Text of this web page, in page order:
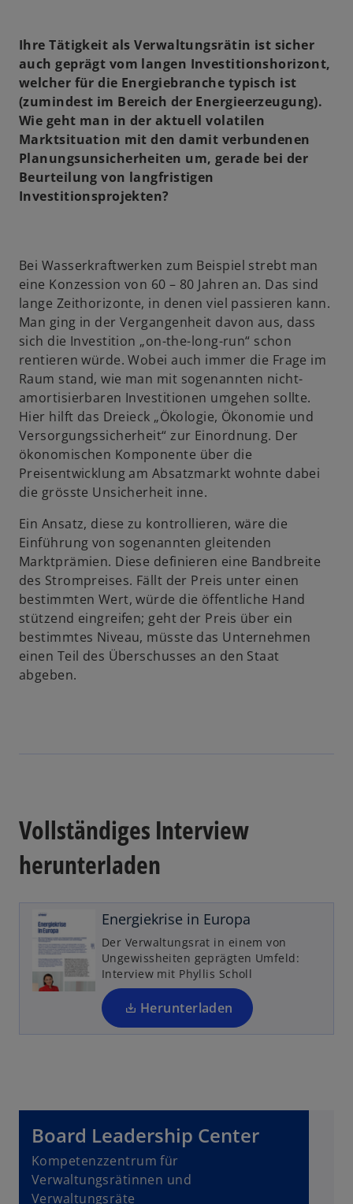
Ihre Tätigkeit als Verwaltungsrätin ist sicher
auch geprägt vom langen Investitionshorizont,
welcher für die Energiebranche typisch ist
(zumindest im Bereich der Energieerzeugung).
Wie geht man in der aktuell volatilen
Marktsituation mit den damit verbundenen
Planungsunsicherheiten um, gerade bei der
Beurteilung von langfristigen
Investitionsprojekten?
Bei Wasserkraftwerken zum Beispiel strebt man
eine Konzession von 60 – 80 Jahren an. Das sind
lange Zeithorizonte, in denen viel passieren kann.
Man ging in der Vergangenheit davon aus, dass
sich die Investition „on-the-long-run“ schon
rentieren würde. Wobei auch immer die Frage im
Raum stand, wie man mit sogenannten nicht-
amortisierbaren Investitionen umgehen sollte.
Hier hilft das Dreieck „Ökologie, Ökonomie und
Versorgungssicherheit“ zur Einordnung. Der
ökonomischen Komponente über die
Preisentwicklung am Absatzmarkt wohnte dabei
die grösste Unsicherheit inne.
Ein Ansatz, diese zu kontrollieren, wäre die
Einführung von sogenannten gleitenden
Marktprämien. Diese definieren eine Bandbreite
des Strompreises. Fällt der Preis unter einen
bestimmten Wert, würde die öffentliche Hand
stützend eingreifen; geht der Preis über ein
bestimmtes Niveau, müsste das Unternehmen
einen Teil des Überschusses an den Staat
abgeben.
Vollständiges Interview
herunterladen
Energiekrise in Europa
Der Verwaltungsrat in einem von
Ungewissheiten geprägten Umfeld:
Interview mit Phyllis Scholl
Herunterladen
n
e
u
n
R
e
g
is
r
e
Board Leadership Center
Kompetenzzentrum für
Verwaltungsrätinnen und
Verwaltungsräte